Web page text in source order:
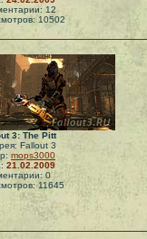
12
10502
3: The Pitt
Fallout 3
mops3000
21.02.2009
0
11645